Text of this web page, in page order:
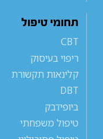
תחומי טיפול
CBT
ריפוי בעיסוק
קלינאות תקשורת
DBT
ביופידבק
טיפול משפחתי